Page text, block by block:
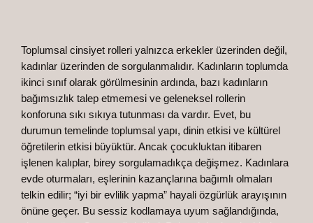
Toplumsal cinsiyet rolleri yalnızca erkekler üzerinden değil,
kadınlar üzerinden de sorgulanmalıdır. Kadınların toplumda
ikinci sınıf olarak görülmesinin ardında, bazı kadınların
bağımsızlık talep etmemesi ve geleneksel rollerin
konforuna sıkı sıkıya tutunması da vardır. Evet, bu
durumun temelinde toplumsal yapı, dinin etkisi ve kültürel
öğretilerin etkisi büyüktür. Ancak çocukluktan itibaren
işlenen kalıplar, birey sorgulamadıkça değişmez. Kadınlara
evde oturmaları, eşlerinin kazançlarına bağımlı olmaları
telkin edilir; “iyi bir evlilik yapma” hayali özgürlük arayışının
önüne geçer. Bu sessiz kodlamaya uyum sağlandığında,